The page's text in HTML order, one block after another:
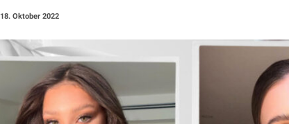
18. Oktober 2022